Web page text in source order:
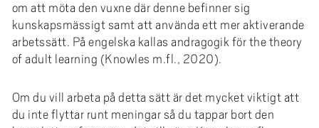
om att möta den vuxne där denne befinner sig
kunskapsmässigt samt att använda ett mer aktiverande
arbetssätt. På engelska kallas andragogik för the theory
of adult learning (Knowles m.fl., 2020).
Om du vill arbeta på detta sätt är det mycket viktigt att
du inte flyttar runt meningar så du tappar bort den